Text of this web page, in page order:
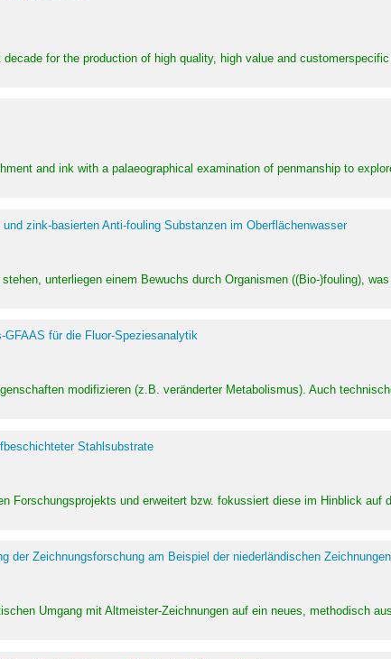
for the production of high quality, high value and
and ink with a palaeographical examination of penmanship to
zink-basierten Anti-fouling Substanzen im Oberflächenwasser
unterliegen einem Bewuchs durch Organismen ((Bio-)fouling),
für die Fluor-Speziesanalytik
modifizieren (z.B. veränderter Metabolismus). Auch
Stahlsubstrate
Forschungsprojekts und erweitert bzw. fokussiert diese im Hinblick auf
der Zeichnungsforschung am Beispiel der niederländischen
Umgang mit Altmeister-Zeichnungen auf ein neues, methodisch